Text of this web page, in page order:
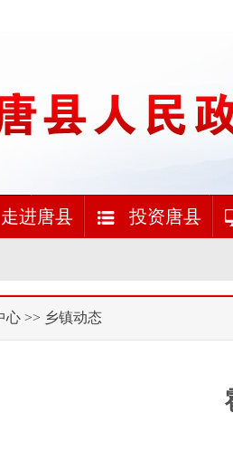
走进唐县 投资唐县
心 >> 乡镇动态